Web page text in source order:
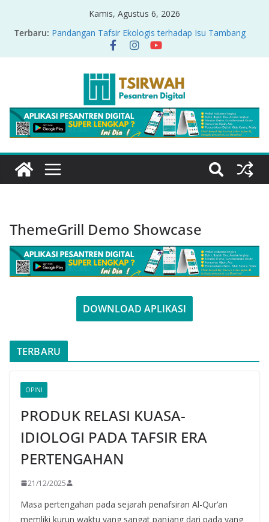
Kamis, Agustus 6, 2026
Terbaru: Pandangan Tafsir Ekologis terhadap Isu Tambang
Nikel di Raja Ampat
PRODUK RELASI KUASA-IDIOLOGI PADA TAFSIR
Sirah Nabawiyah
Oversharing dan Privasi dalam Al-Qur’an: “Ketika
Ayat Bicara Soal Curhat di Sosmed”
Menyikapi Fatherless, Kisah Lukman Menjadi
Cerminan
ThemeGrill Demo Showcase
DOWNLOAD APLIKASI
TERBARU
OPINI
PRODUK RELASI KUASA-
IDIOLOGI PADA TAFSIR ERA
PERTENGAHAN
21/12/2025
Masa pertengahan pada sejarah penafsiran Al-Qur’an
memliki kurun waktu yang sangat panjang dari pada yang